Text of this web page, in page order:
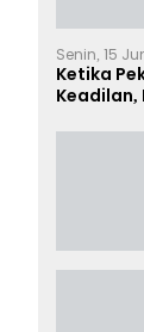
Senin, 15
Ketika
Keadilan,